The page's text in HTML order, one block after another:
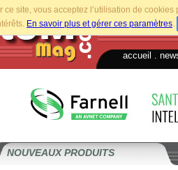
ce site, vous acceptez l’utilisation de
En savoir plus et gérer ces paramètres.
accueil
NOUVEAUX PRODUITS